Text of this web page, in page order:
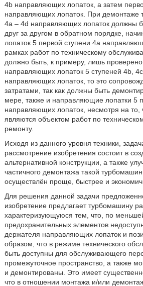
4b направляющих лопаток, а затем
направляющих лопаток. При демонтаже
4а – 4d направляющих лопаток должны
друг за другом в обратном порядке,
лопаток 5 первой ступени 4а
рамках работ по техническому
должно быть, к примеру, лишь проверено
направляющих лопаток 5 ступеней 4b,
направляющих лопаток, то это
затратами, так как должны быть
мере, также и направляющие лопатки 5
направляющих лопаток, несмотря на то,
являются объектом работ по
ремонту.
Исходя из данного уровня техники,
рассмотрение изобретения состоит в
альтернативной конструкции, а также
частичного демонтажа такой
осуществлён проще, быстрее и
Для решения данной задачи
изобретение предлагает турбомашину
характеризующуюся тем, что, по
предохранительных элементов
держателя направляющих лопаток и
образом, что в режиме технического
быть доступны для обслуживающего
промежуточное пространство, а также
и демонтированы. Это имеет
что в отношении монтажа и/или